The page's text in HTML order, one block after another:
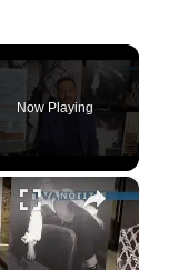
Now Playing
×